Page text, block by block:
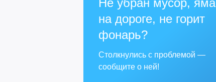
на дороге, не горит
фонарь?
Столкнулись с проблемой —
сообщите о ней!